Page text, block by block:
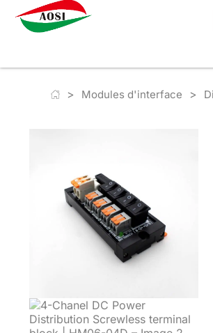
> Modules d'interface >